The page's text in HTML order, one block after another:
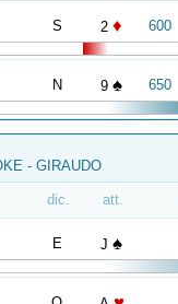
S 2 ♦ 600
N 9 ♠ 650
- GIRAUDO
dic. att.
E J ♠